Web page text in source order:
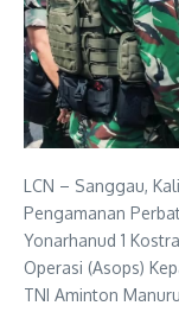
LCN – Sanggau,
Pengamanan
Yonarhanud 1
Operasi (Asops)
TNI Aminton